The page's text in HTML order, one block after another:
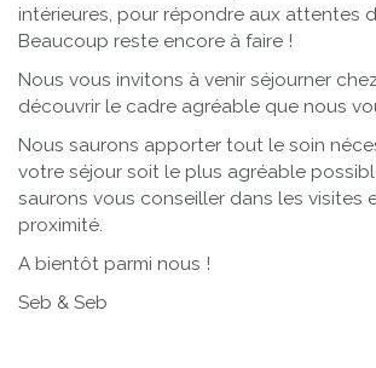
intérieures, pour répondre aux attentes
Beaucoup reste encore à faire !
Nous vous invitons à venir séjourner
découvrir le cadre agréable que nous
Nous saurons apporter tout le soin
votre séjour soit le plus agréable
saurons vous conseiller dans les visites
proximité.
A bientôt parmi nous !
Seb & Seb